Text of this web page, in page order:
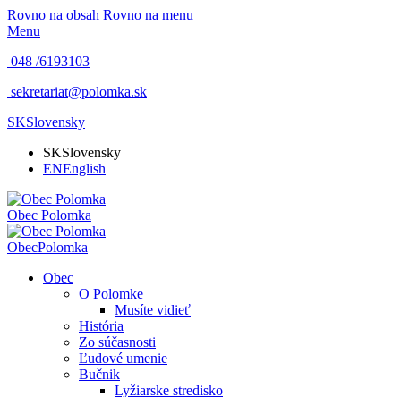
Rovno na obsah Rovno na menu
Menu
048 /6193103
sekretariat@polomka.sk
SKSlovensky
SKSlovensky
ENEnglish
Obec Polomka
ObecPolomka
Obec
O Polomke
Musíte vidieť
História
Zo súčasnosti
Ľudové umenie
Bučnik
Lyžiarske stredisko